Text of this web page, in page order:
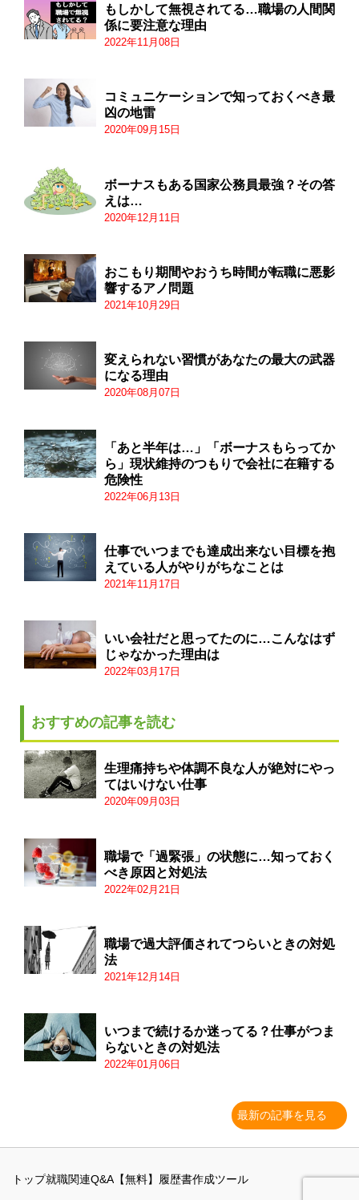
もしかして無視されてる…職場の人間関
係に要注意な理由
2022年11月08日
コミュニケーションで知っておくべき最
凶の地雷
2020年09月15日
ボーナスもある国家公務員最強？その答
えは…
2020年12月11日
おこもり期間やおうち時間が転職に悪影
響するアノ問題
2021年10月29日
変えられない習慣があなたの最大の武器
になる理由
2020年08月07日
「あと半年は…」「ボーナスもらってか
ら」現状維持のつもりで会社に在籍する
危険性
2022年06月13日
仕事でいつまでも達成出来ない目標を抱
えている人がやりがちなことは
2021年11月17日
いい会社だと思ってたのに…こんなはず
じゃなかった理由は
2022年03月17日
おすすめの記事を読む
生理痛持ちや体調不良な人が絶対にやっ
てはいけない仕事
2020年09月03日
職場で「過緊張」の状態に…知っておく
べき原因と対処法
2022年02月21日
職場で過大評価されてつらいときの対処
法
2021年12月14日
いつまで続けるか迷ってる？仕事がつま
らないときの対処法
2022年01月06日
最新の記事を見る
トップ就職関連Q&A 【無料】履歴書作成ツール